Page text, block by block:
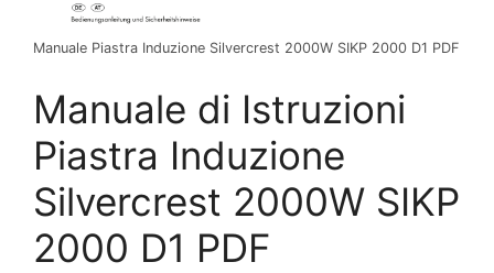
Manuale Piastra Induzione Silvercrest 2000W SIKP 2000 D1 PDF
Manuale di Istruzioni
Piastra Induzione
Silvercrest 2000W SIKP
2000 D1 PDF